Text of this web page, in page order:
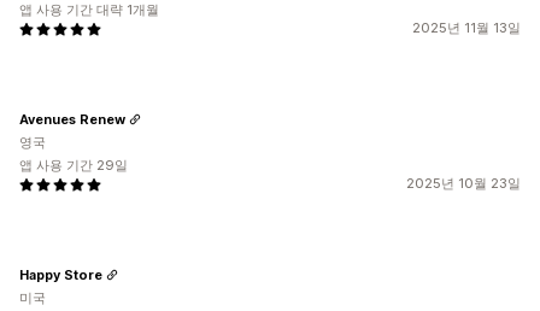
2025년 11월 13일
앱 사용 기간 대략 1개월
2025년 10월 23일
Avenues Renew
영국
앱 사용 기간 29일
Happy Store
미국